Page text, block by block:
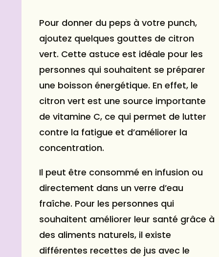
Pour donner du peps à votre punch,
ajoutez quelques gouttes de citron
vert. Cette astuce est idéale pour les
personnes qui souhaitent se préparer
une boisson énergétique. En effet, le
citron vert est une source importante
de vitamine C, ce qui permet de lutter
contre la fatigue et d’améliorer la
concentration.
Il peut être consommé en infusion ou
directement dans un verre d’eau
fraîche. Pour les personnes qui
souhaitent améliorer leur santé grâce à
des aliments naturels, il existe
différentes recettes de jus avec le